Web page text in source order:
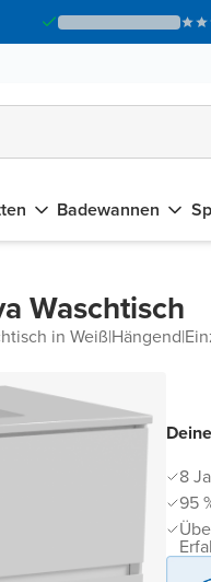
Badewannen
Waschtisch
in Weiß|Hängend|
8
95